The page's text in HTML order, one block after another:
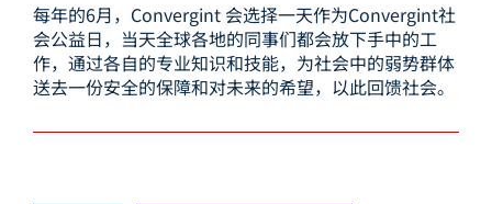
每年的6月，Convergint 会选择一天作为Convergint社
会公益日，当天全球各地的同事们都会放下手中的工
作，通过各自的专业知识和技能，为社会中的弱势群体
送去一份安全的保障和对未来的希望，以此回馈社会。